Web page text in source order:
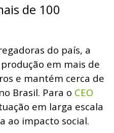
de 100
do país, a
em mais de
e mantém cerca de
Brasil. Para o CEO
em larga escala
ao impacto social.